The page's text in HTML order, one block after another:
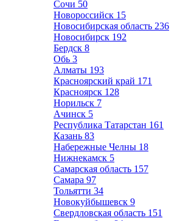
Сочи 50
Новороссийск 15
Новосибирская область 236
Новосибирск 192
Бердск 8
Обь 3
Алматы 193
Красноярский край 171
Красноярск 128
Норильск 7
Ачинск 5
Республика Татарстан 161
Казань 83
Набережные Челны 18
Нижнекамск 5
Самарская область 157
Самара 97
Тольятти 34
Новокуйбышевск 9
Свердловская область 151